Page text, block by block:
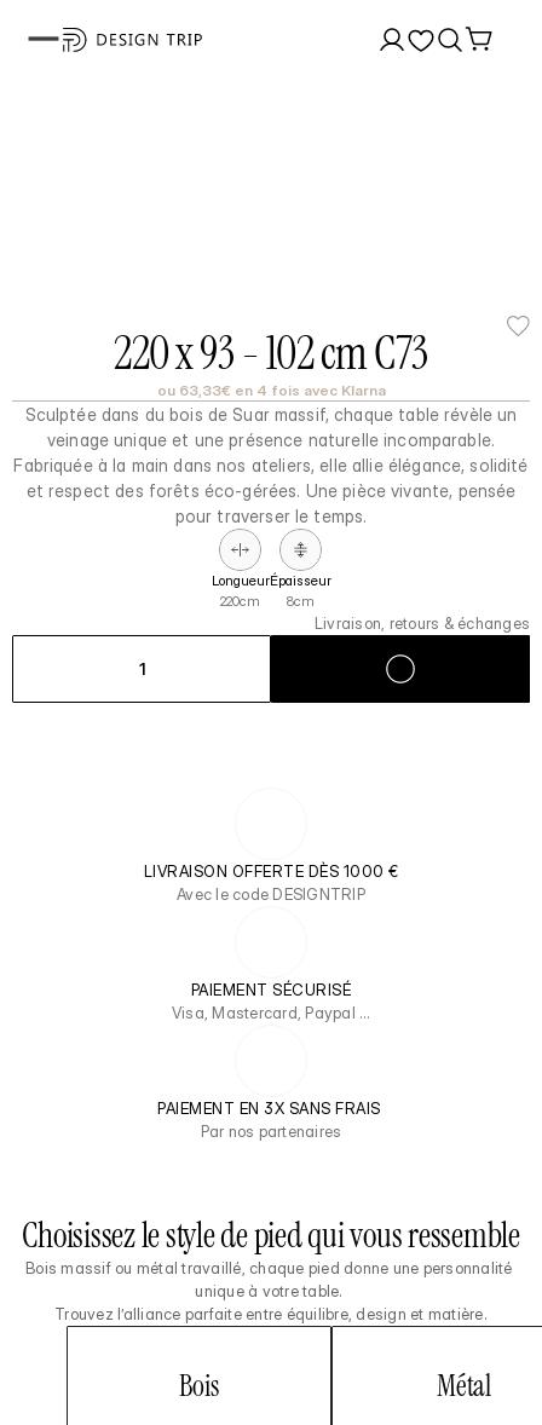
220 x 93 - 102 cm C73
ou 63,33€ en 4 fois avec Klarna
Sculptée dans du bois de Suar massif, chaque table révèle un
veinage unique et une présence naturelle incomparable.
Fabriquée à la main dans nos ateliers, elle allie élégance, solidité
et respect des forêts éco-gérées. Une pièce vivante, pensée
pour traverser le temps.
Longueur
220cm
Épaisseur
8cm
Livraison, retours & échanges
1
LIVRAISON OFFERTE DÈS 1000 €
Avec le code DESIGNTRIP
PAIEMENT SÉCURISÉ
Visa, Mastercard, Paypal …
PAIEMENT EN 3X SANS FRAIS
Par nos partenaires
Choisissez le style de pied qui vous ressemble
Bois massif ou métal travaillé, chaque pied donne une personnalité
unique à votre table.
Trouvez l’alliance parfaite entre équilibre, design et matière.
Bois Métal